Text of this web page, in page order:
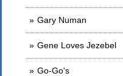
Gary Numan
Gene Loves Jezebel
Go-Go's